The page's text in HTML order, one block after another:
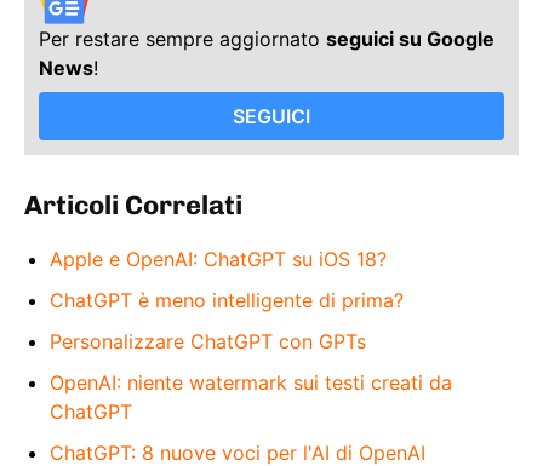
Per restare sempre aggiornato seguici su Google
News!
SEGUICI
Articoli Correlati
Apple e OpenAI: ChatGPT su iOS 18?
ChatGPT è meno intelligente di prima?
Personalizzare ChatGPT con GPTs
OpenAI: niente watermark sui testi creati da
ChatGPT
ChatGPT: 8 nuove voci per l'AI di OpenAI